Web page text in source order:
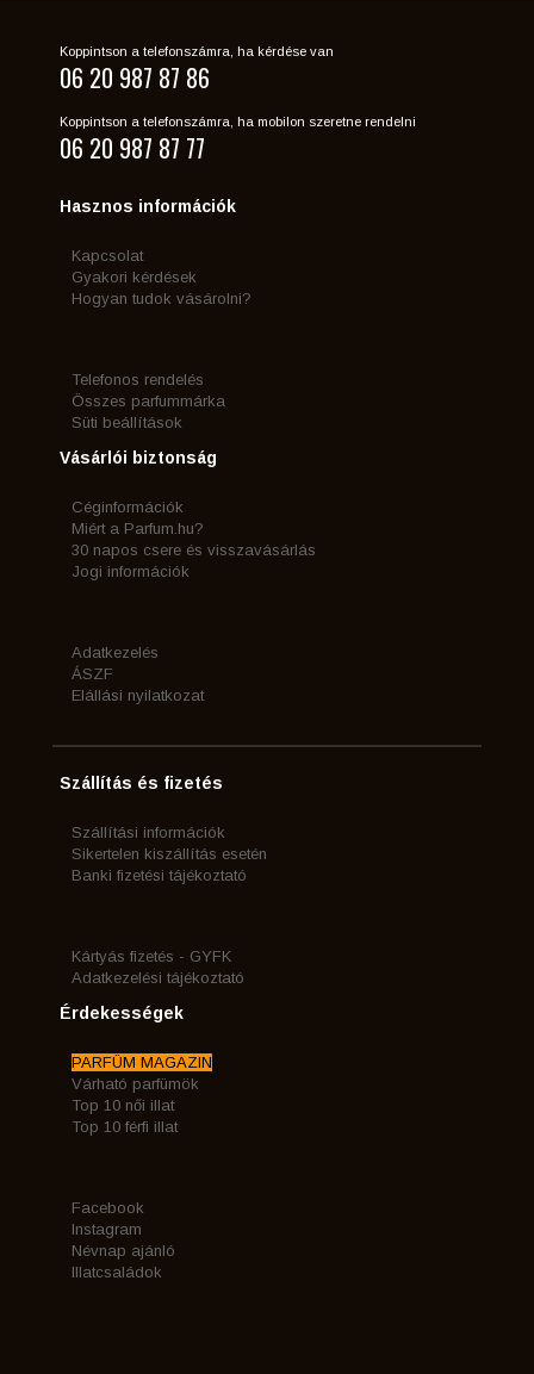
Koppintson a telefonszámra, ha kérdése van
06 20 987 87 86
Koppintson a telefonszámra, ha mobilon szeretne rendelni
06 20 987 87 77
Hasznos információk
Kapcsolat
Gyakori kérdések
Hogyan tudok vásárolni?
Telefonos rendelés
Összes parfummárka
Süti beállítások
Vásárlói biztonság
Céginformációk
Miért a Parfum.hu?
30 napos csere és visszavásárlás
Jogi információk
Adatkezelés
ÁSZF
Elállási nyilatkozat
Szállítás és fizetés
Szállítási információk
Sikertelen kiszállítás esetén
Banki fizetési tájékoztató
Kártyás fizetés - GYFK
Adatkezelési tájékoztató
Érdekességek
PARFÜM MAGAZIN
Várható parfümök
Top 10 női illat
Top 10 férfi illat
Facebook
Instagram
Névnap ajánló
Illatcsaládok